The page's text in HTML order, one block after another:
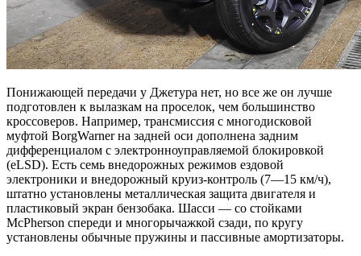
Понижающей передачи у Джетура нет, но все же он лучше
подготовлен к вылазкам на проселок, чем большинство
кроссоверов. Например, трансмиссия с многодисковой
муфтой BorgWarner на задней оси дополнена задним
дифференциалом с электронноуправляемой блокировкой
(eLSD). Есть семь внедорожных режимов ездовой
электроники и внедорожный круиз-контроль (7—15 км/ч),
штатно установлены металлическая защита двигателя и
пластиковый экран бензобака. Шасси — со стойками
McPherson спереди и многорычажкой сзади, по кругу
установлены обычные пружины и пассивные амортизаторы.